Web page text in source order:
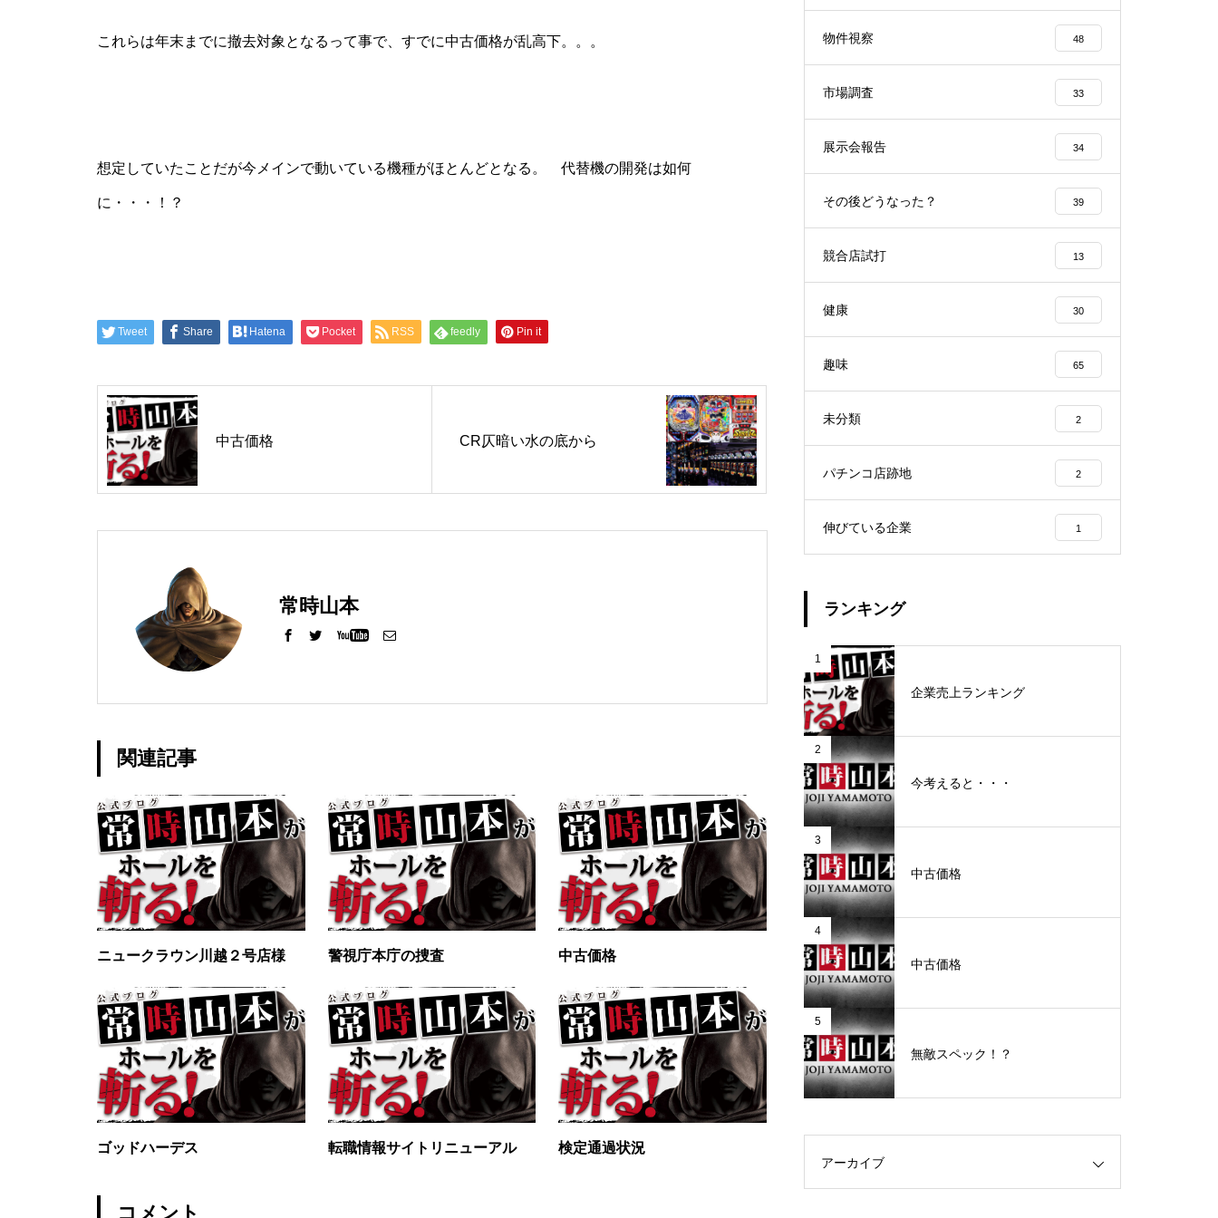
工事中
工事中 工事中
グランドクローズ グランドクローズ グランドクローズ
グランドクローズ グランドクローズ グランドクローズ
グランドオープン
これらは年末までに撤去対象となるって事で、すでに中古価格が乱高下。。。
想定していたことだが今メインで動いている機種がほとんどとなる。 代替機の開発は如何
に・・・！？
Tweet Share Hatena Pocket RSS feedly Pin it
中古価格 CR仄暗い水の底から
常時山本
関連記事
ニュークラウン川越２号店様 警視庁本庁の捜査 中古価格
ゴッドハーデス 転職情報サイトリニューアル 検定通過状況
コメント
物件視察 48
市場調査 33
展示会報告 34
その後どうなった？ 39
競合店試打 13
健康 30
趣味 65
未分類 2
パチンコ店跡地 2
伸びている企業 1
ランキング
1
企業売上ランキング
2
今考えると・・・
3
中古価格
4
中古価格
5
無敵スペック！？
アーカイブ